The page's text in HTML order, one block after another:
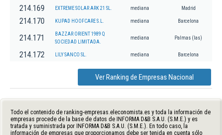
214.169 EXTREME SOLAR ARK 21 SL. mediana Madrid
214.170 KUPAD HOOFCARE S.L. mediana Barcelona
214.171
BAZZAR ORIENT 1989 Q
SOCIEDAD LIMITADA.
mediana Palmas (las)
214.172 LILY SANCO SL. mediana Barcelona
Ver Ranking de Empresas Nacional
Todo el contenido de ranking-empresas.eleconomista.es y toda la información de
empresas procede de la base de datos de INFORMA D&B S.A.U. (S.M.E.) y es
tratada y suministrada por INFORMA D&B S.A.U. (S.M.E.). En todo caso, la
información de empresas que proporcionamos debe ser tenida en cuenta sólo